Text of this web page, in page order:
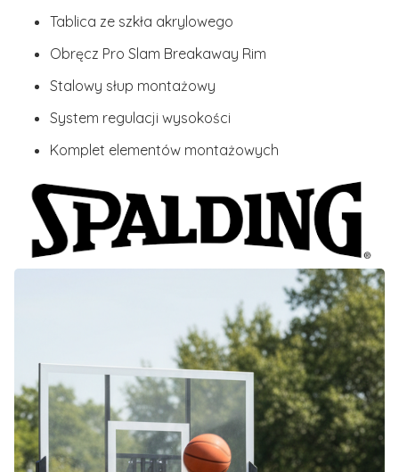
Tablica ze szkła akrylowego
Obręcz Pro Slam Breakaway Rim
Stalowy słup montażowy
System regulacji wysokości
Komplet elementów montażowych